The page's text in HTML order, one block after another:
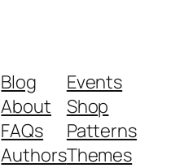
Blog
About
FAQs
Authors
Events
Shop
Patterns
Themes